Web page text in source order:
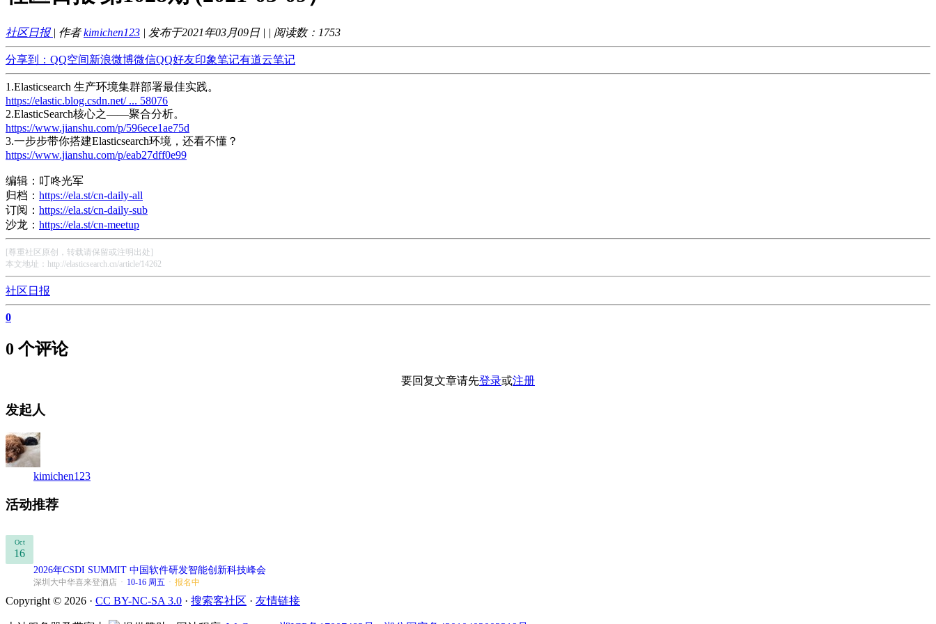
社区日报 | 作者kimichen123 | 发布于2021年03月09日 | | 阅读数： 1753
分享到： QQ空间新浪微博微信QQ好友印象笔记有道云笔记
1.Elasticsearch 生产环境集群部署最佳实践。
https://elastic.blog.csdn.net/ ... 58076
2.ElasticSearch核心之——聚合分析。
https://www.jianshu.com/p/596ece1ae75d
3.一步步带你搭建Elasticsearch环境，还看不懂？
https://www.jianshu.com/p/eab27dff0e99
编辑：叮咚光军
归档： https://ela.st/cn-daily-all
订阅： https://ela.st/cn-daily-sub
沙龙： https://ela.st/cn-meetup
[尊重社区原创，转载请保留或注明出处]
本文地址：http://elasticsearch.cn/article/14262
社区日报
0
0 个评论
要回复文章请先登录或注册
发起人
kimichen123
活动推荐
Oct
16
2026年CSDI SUMMIT 中国软件研发智能创新科技峰会
深圳大中华喜来登酒店 · 10-16 周五 · 报名中
Copyright © 2026 · CC BY-NC-SA 3.0 · 搜索客社区 · 友情链接